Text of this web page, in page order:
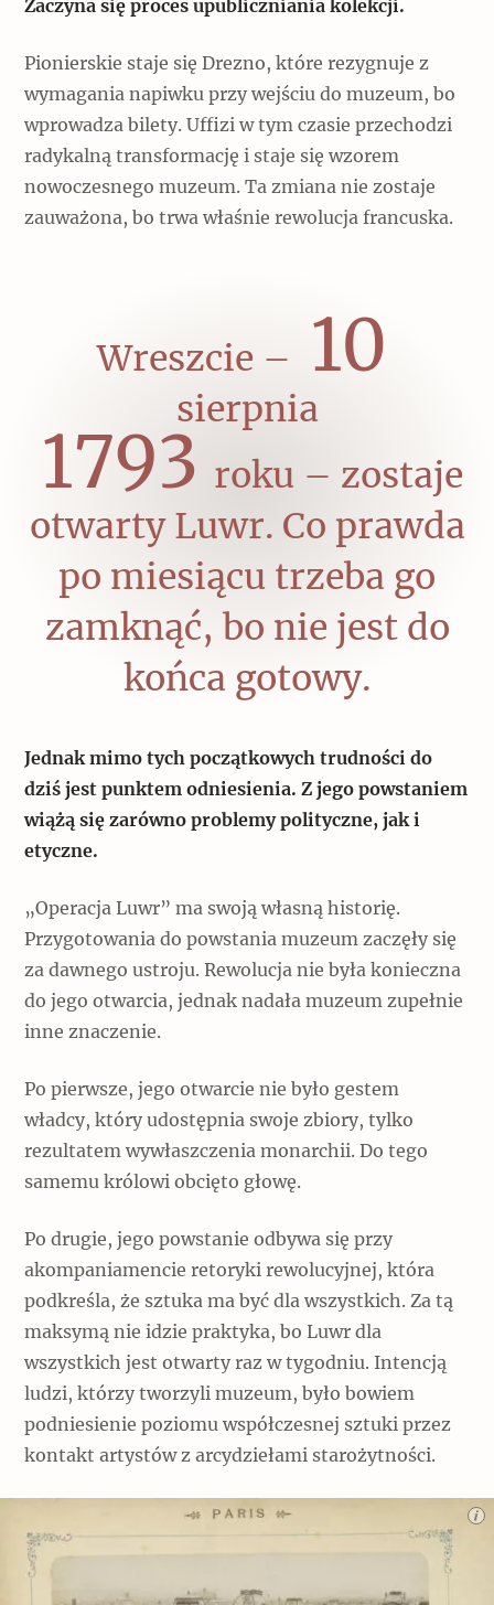
Zaczyna się proces upubliczniania kolekcji.
Pionierskie staje się Drezno, które rezygnuje z
wymagania napiwku przy wejściu do muzeum, bo
wprowadza bilety. Uffizi w tym czasie przechodzi
radykalną transformację i staje się wzorem
nowoczesnego muzeum. Ta zmiana nie zostaje
zauważona, bo trwa właśnie rewolucja francuska.
Wreszcie – 10
sierpnia
1793 roku – zostaje
otwarty Luwr. Co prawda
po miesiącu trzeba go
zamknąć, bo nie jest do
końca gotowy.
Jednak mimo tych początkowych trudności do
dziś jest punktem odniesienia. Z jego powstaniem
wiążą się zarówno problemy polityczne, jak i
etyczne.
„Operacja Luwr” ma swoją własną historię.
Przygotowania do powstania muzeum zaczęły się
za dawnego ustroju. Rewolucja nie była konieczna
do jego otwarcia, jednak nadała muzeum zupełnie
inne znaczenie.
Po pierwsze, jego otwarcie nie było gestem
władcy, który udostępnia swoje zbiory, tylko
rezultatem wywłaszczenia monarchii. Do tego
samemu królowi obcięto głowę.
Po drugie, jego powstanie odbywa się przy
akompaniamencie retoryki rewolucyjnej, która
podkreśla, że sztuka ma być dla wszystkich. Za tą
maksymą nie idzie praktyka, bo Luwr dla
wszystkich jest otwarty raz w tygodniu. Intencją
ludzi, którzy tworzyli muzeum, było bowiem
podniesienie poziomu współczesnej sztuki przez
kontakt artystów z arcydziełami starożytności.